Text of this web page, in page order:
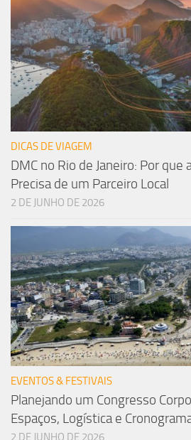
DICAS DE VIAGEM
DMC no Rio de Janeiro: Por que
Precisa de um Parceiro Local
2 DE JUNHO DE 2026
EVENTOS & FESTIVAIS
Planejando um Congresso
Espaços, Logística e
2 DE JUNHO DE 2026